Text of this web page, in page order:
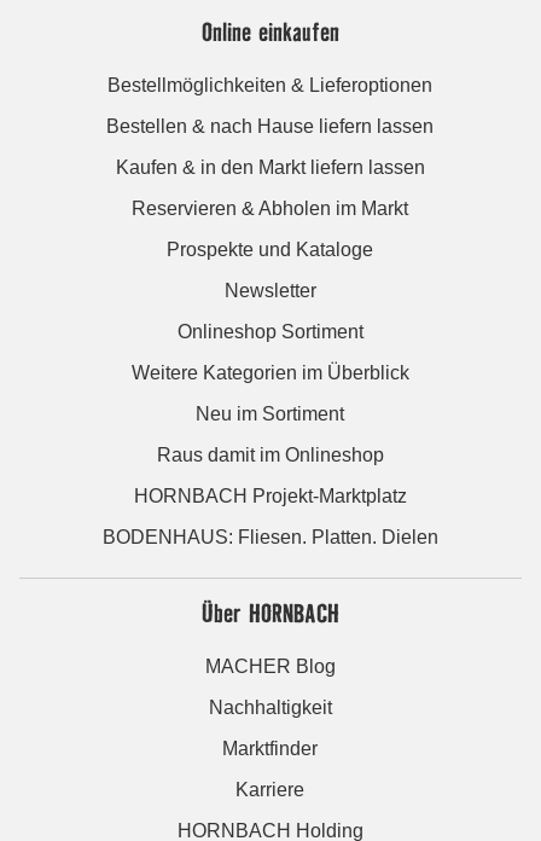
Online einkaufen
Bestellmöglichkeiten & Lieferoptionen
Bestellen & nach Hause liefern lassen
Kaufen & in den Markt liefern lassen
Reservieren & Abholen im Markt
Prospekte und Kataloge
Newsletter
Onlineshop Sortiment
Weitere Kategorien im Überblick
Neu im Sortiment
Raus damit im Onlineshop
HORNBACH Projekt-Marktplatz
BODENHAUS: Fliesen. Platten. Dielen
Über HORNBACH
MACHER Blog
Nachhaltigkeit
Marktfinder
Karriere
HORNBACH Holding